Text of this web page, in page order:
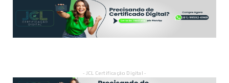
- JCL Certificação Digital -